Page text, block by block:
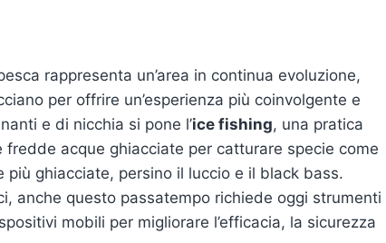
rappresenta un’area in continua evoluzione,
per offrire un’esperienza più coinvolgente e
e di nicchia si pone l’ice fishing, una pratica
acque ghiacciate per catturare specie come
più ghiacciate, persino il luccio e il black bass.
anche questo passatempo richiede oggi strumenti
mobili per migliorare l’efficacia, la sicurezza